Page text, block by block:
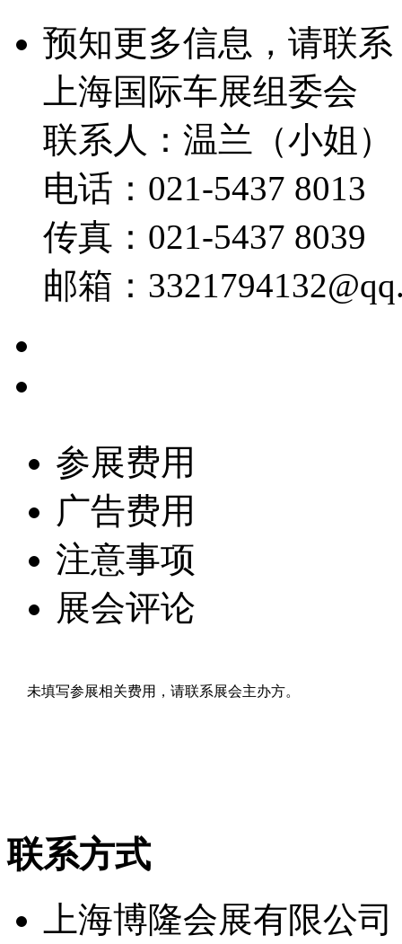
预知更多信息，请联
上海国际车展组委会
联系人：温兰（小姐
电话：021-5437 8013
传真：021-5437 8039
邮箱：
参展费用
广告费用
注意事项
展会评论
未填写参展相关费用，请联系展会主办方。
联系方式
上海博隆会展有限公司